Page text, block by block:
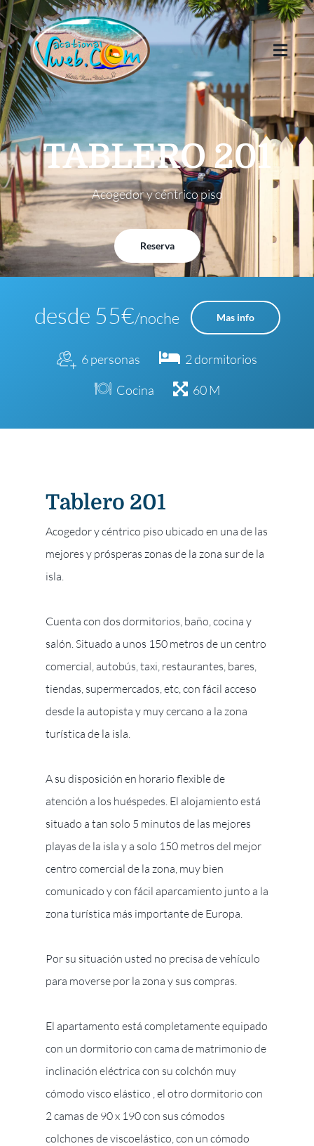
TABLERO 201
Reserva
desde 55€/noche Mas info
6 personas
2 dormitorios
Cocina
60 M
Tablero 201
Acogedor y céntrico piso ubicado en una de las
mejores y prósperas zonas de la zona sur de la
isla.
Cuenta con dos dormitorios, baño, cocina y
salón. Situado a unos 150 metros de un centro
comercial, autobús, taxi, restaurantes, bares,
tiendas, supermercados, etc, con fácil acceso
desde la autopista y muy cercano a la zona
turística de la isla.
A su disposición en horario flexible de
atención a los huéspedes. El alojamiento está
situado a tan solo 5 minutos de las mejores
playas de la isla y a solo 150 metros del mejor
centro comercial de la zona, muy bien
comunicado y con fácil aparcamiento junto a la
zona turística más importante de Europa.
Por su situación usted no precisa de vehículo
para moverse por la zona y sus compras.
El apartamento está completamente equipado
con un dormitorio con cama de matrimonio de
inclinación eléctrica con su colchón muy
cómodo visco elástico , el otro dormitorio con
2 camas de 90 x 190 con sus cómodos
colchones de viscoelástico, con un cómodo